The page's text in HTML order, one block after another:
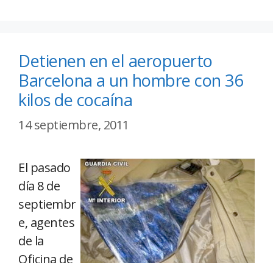
Detienen en el aeropuerto
Barcelona a un hombre con 36
kilos de cocaína
14 septiembre, 2011
El pasado
día 8 de
septiembr
e, agentes
de la
Oficina de